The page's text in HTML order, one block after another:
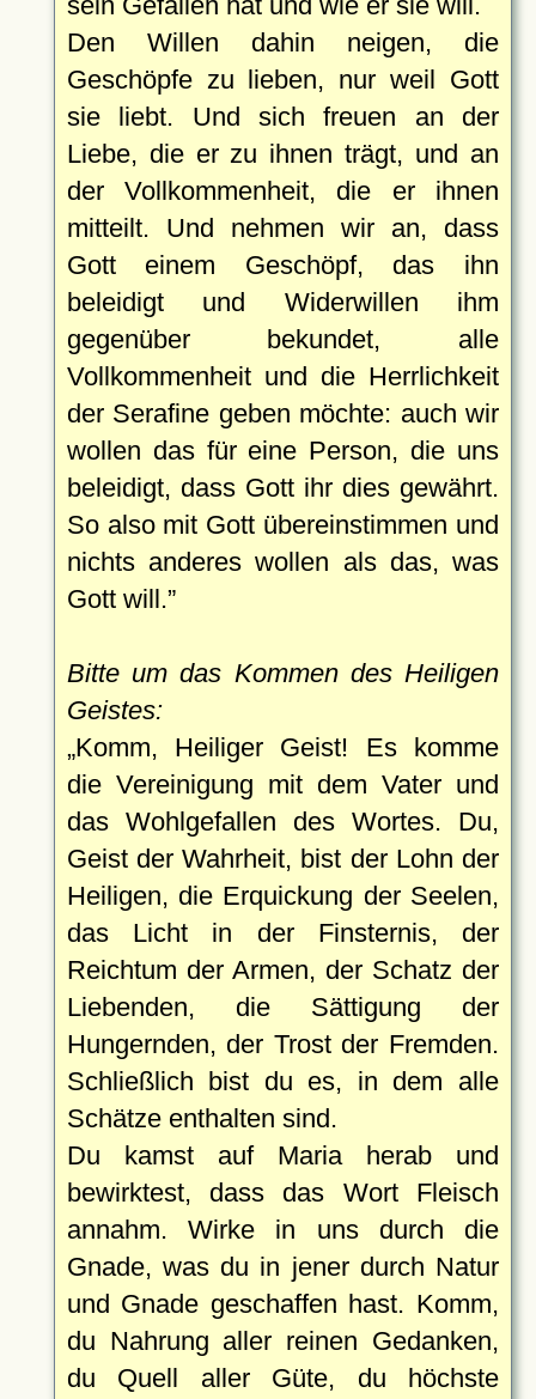
Den Willen dahin neigen, die
Geschöpfe zu lieben, nur weil Gott
sie liebt. Und sich freuen an der
Liebe, die er zu ihnen trägt, und an
der Vollkommenheit, die er ihnen
mitteilt. Und nehmen wir an, dass
Gott einem Geschöpf, das ihn
beleidigt und Widerwillen ihm
gegenüber bekundet, alle
Vollkommenheit und die Herrlichkeit
der Serafine geben möchte: auch wir
wollen das für eine Person, die uns
beleidigt, dass Gott ihr dies gewährt.
So also mit Gott übereinstimmen und
nichts anderes wollen als das, was
Gott will.
Bitte um das Kommen des Heiligen
Geistes:
Komm, Heiliger Geist! Es komme
die Vereinigung mit dem Vater und
das Wohlgefallen des Wortes. Du,
Geist der Wahrheit, bist der Lohn der
Heiligen, die Erquickung der Seelen,
das Licht in der Finsternis, der
Reichtum der Armen, der Schatz der
Liebenden, die Sättigung der
Hungernden, der Trost der Fremden.
Schließlich bist du es, in dem alle
Schätze enthalten sind.
Du kamst auf Maria herab und
bewirktest, dass das Wort Fleisch
annahm. Wirke in uns durch die
Gnade, was du in jener durch Natur
und Gnade geschaffen hast. Komm,
du Nahrung aller reinen Gedanken,
du Quell aller Güte, du höchste